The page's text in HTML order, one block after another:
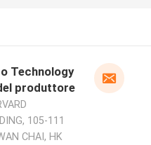
Technology
produttore
105-111
CHAI, HK